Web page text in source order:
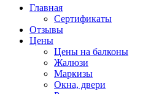
Главная
Сертификаты
Отзывы
Цены
Цены на балконы
Жалюзи
Маркизы
Окна, двери